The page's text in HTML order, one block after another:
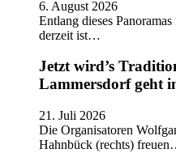
6. August 2026
Entlang dieses
derzeit ist…
Jetzt wird’s
Lammersdorf geht
21. Juli 2026
Die Organisatoren
Hahnbück (rechts)